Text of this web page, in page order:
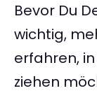
Bevor Du
wichtig,
erfahren,
ziehen